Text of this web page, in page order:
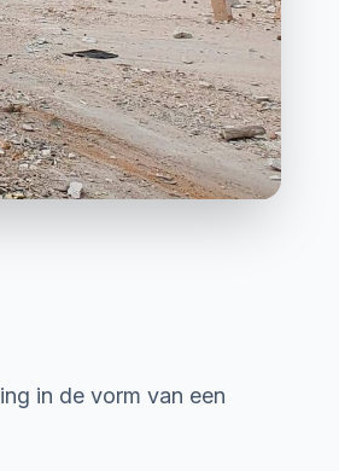
in de vorm van een